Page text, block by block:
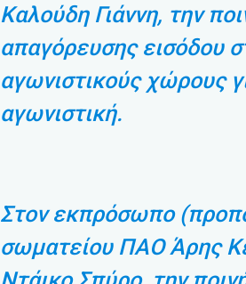
Καλούδη Γιάννη, την
απαγόρευσης εισόδου
αγωνιστικούς χώρους
αγωνιστική.
Στον εκπρόσωπο
σωματείου ΠΑΟ Άρης